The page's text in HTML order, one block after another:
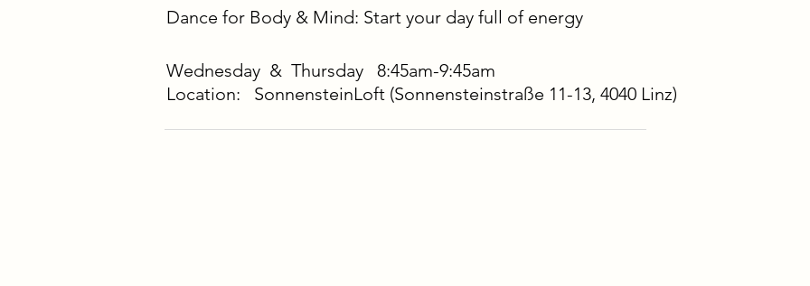
Dance for Body & Mind: Start your day full of energy
Wednesday & Thursday 8:45am-9:45am
Location: SonnensteinLoft (Sonnensteinstraße 11-13, 4040 Linz)